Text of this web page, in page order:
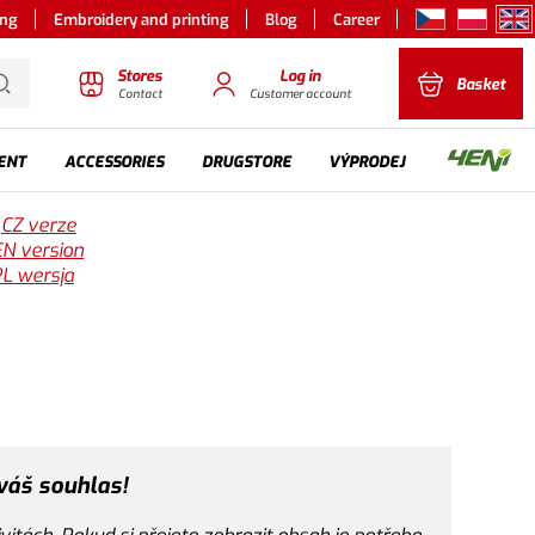
Embroidery and printing Blog Career
Stores
Contact
Log in
Customer account Basket
ACCESSORIES DRUGSTORE VÝPRODEJ
souhlas!
CZ verze
version
wersja